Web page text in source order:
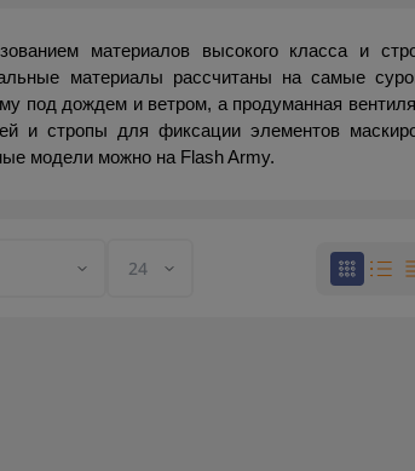
материалов высокого класса и
материалы рассчитаны на самые
под дождем и ветром, а продуманная
и стропы для фиксации элементов
модели можно на Flash Army.